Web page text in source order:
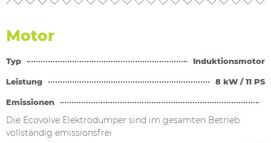
Motor
Typ Induktionsmotor
Leistung 8 kW / 11 PS
Emissionen
Die Ecovolve Elektrodumper sind im gesamten Betrieb
vollständig emissionsfrei